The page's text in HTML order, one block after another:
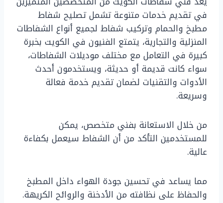
في تقديم خدمات متنوعة تشمل تصليح شفاط
مطبخ والحمام وتركيب شفاط لجميع أنواع الشفاطات
المنزلية والتجارية، يتمتع الفنيون في الكويت بخبرة
كبيرة في التعامل مع مختلف موديلات الشفاطات،
سواء كانت قديمة أو حديثة، ويستخدمون أحدث
الأدوات والتقنيات لضمان تقديم خدمة فعالة
وسريعة.
من خلال الاستعانة بفني متخصص، يمكن
للمستخدمين التأكد من أن الشفاط سيعمل بكفاءة
عالية.
مما يساعد في تحسين جودة الهواء داخل المطبخ
والحفاظ على نظافته من الأدخنة والروائح الكريهة.